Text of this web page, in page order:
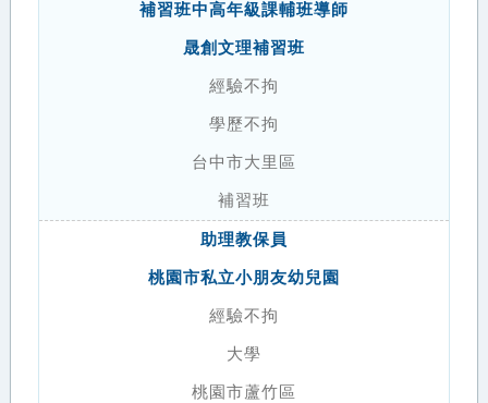
補習班中高年級課輔班導師
晟創文理補習班
經驗不拘
學歷不拘
台中市大里區
補習班
助理教保員
桃園市私立小朋友幼兒園
經驗不拘
大學
桃園市蘆竹區